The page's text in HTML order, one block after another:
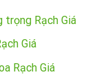
trọng Rạch Giá
Giá
Rạch Giá